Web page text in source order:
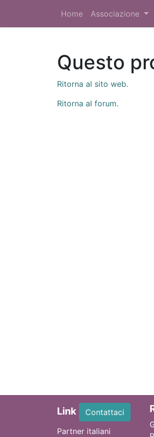
Home Associazione
Questo
Ritorna al sito web.
Ritorna al forum.
Link
Contattaci
Partner italiani